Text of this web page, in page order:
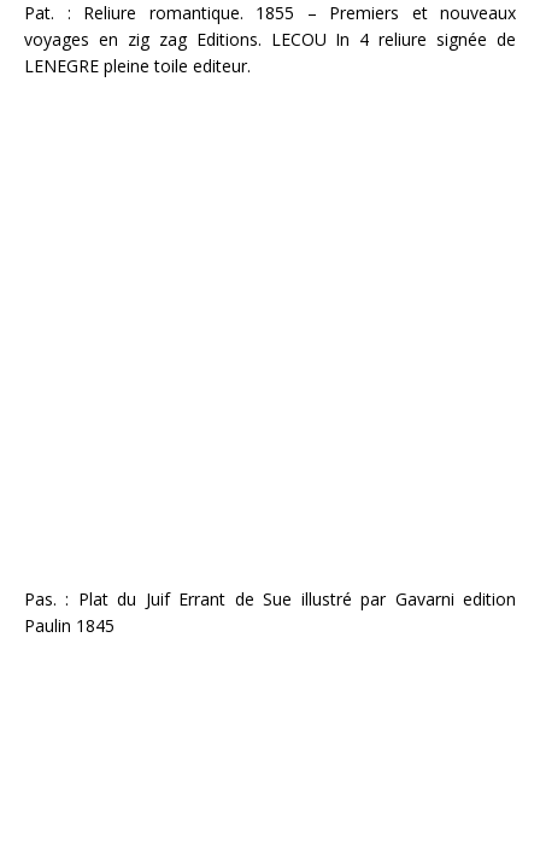
Pat. : Reliure romantique. 1855 – Premiers et nouveaux
voyages en zig zag Editions. LECOU In 4 reliure signée de
LENEGRE pleine toile editeur.
Pas. : Plat du Juif Errant de Sue illustré par Gavarni edition
Paulin 1845